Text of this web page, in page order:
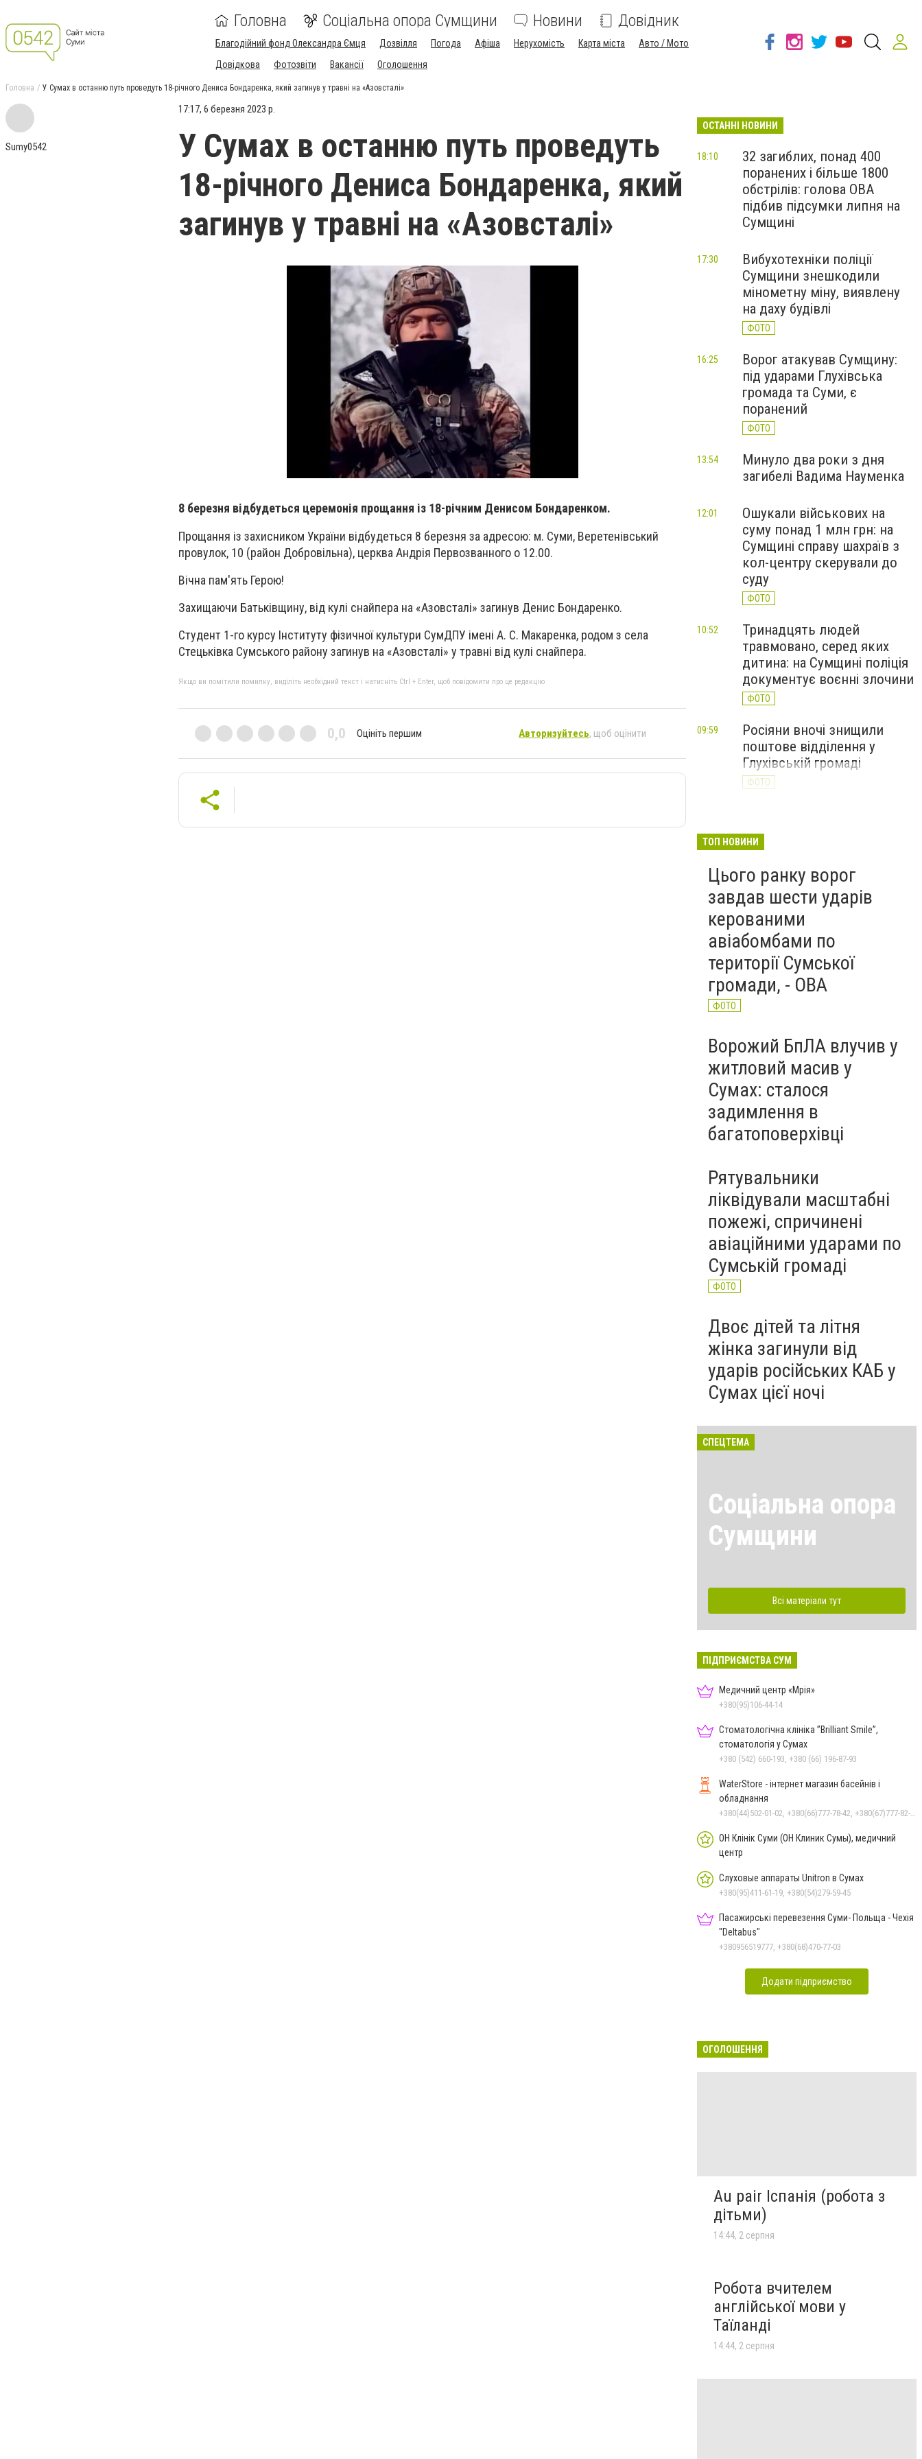
Головна Соціальна опора Сумщини Новини Довідник
Благодійний фонд Олександра Ємця Дозвілля Погода Афіша Нерухомість Карта міста
Авто / Мото
Довідкова
Фотозвіти Вакансії Оголошення
Головна У Сумах в останню путь проведуть 18-річного Дениса Бондаренка, який загинув у травні на «Азовсталі»
Sumy0542
17:17, 6 березня 2023 р.
У Сумах в останню путь проведуть
18-річного Дениса Бондаренка, який
загинув у травні на «Азовсталі»
8 березня відбудеться церемонія прощання із 18-річним Денисом Бондаренком.
Прощання із захисником України відбудеться 8 березня за адресою: м. Суми, Веретенівський
провулок, 10 (район Добровільна), церква Андрія Первозванного о 12.00.
Вічна пам'ять Герою!
Захищаючи Батьківщину, від кулі снайпера на «Азовсталі» загинув Денис Бондаренко.
Студент 1-го курсу Інституту фізичної культури СумДПУ імені А. С. Макаренка, родом з села
Стецьківка Сумського району загинув на «Азовсталі» у травні від кулі снайпера.
Якщо ви помітили помилку, виділіть необхідний текст і натисніть Ctrl + Enter, щоб повідомити про це редакцію
0,0 Оцініть першим Авторизуйтесь, щоб оцінити
ОСТАННІ НОВИНИ
32 загиблих, понад 400
поранених і більше 1800
обстрілів: голова ОВА
підбив підсумки липня на
Сумщині
18:10
Вибухотехніки поліції
Сумщини знешкодили
мінометну міну, виявлену
на даху будівлі
ФОТО
17:30
Ворог атакував Сумщину:
під ударами Глухівська
громада та Суми, є
поранений
ФОТО
16:25
Минуло два роки з дня
загибелі Вадима Науменка
13:54
Ошукали військових на
суму понад 1 млн грн: на
Сумщині справу шахраїв з
кол-центру скерували до
суду
ФОТО
12:01
Тринадцять людей
травмовано, серед яких
дитина: на Сумщині поліція
документує воєнні злочини
ФОТО
10:52
Росіяни вночі знищили
поштове відділення у
Глухівській громаді
ФОТО
09:59
ринок на Сумщині: 10
поранених, двоє — у
ФОТО
ТОП НОВИНИ
Цього ранку ворог
завдав шести ударів
керованими
авіабомбами по
території Сумської
громади, - ОВА
ФОТО
Ворожий БпЛА влучив у
житловий масив у
Сумах: сталося
задимлення в
багатоповерхівці
Рятувальники
ліквідували масштабні
пожежі, спричинені
авіаційними ударами по
Сумській громаді
ФОТО
Двоє дітей та літня
жінка загинули від
ударів російських КАБ у
Сумах цієї ночі
СПЕЦТЕМА
Соціальна опора
Сумщини
Всі матеріали тут
ПІДПРИЄМСТВА СУМ
Медичний центр «Мрія»
+380(95)106-44-14
Стоматологічна клініка ”Brilliant Smile”,
стоматологія у Сумах
+380 (542) 660-193, +380 (66) 196-87-93
WaterStore - інтернет магазин басейнів і
обладнання
ОН Клінік Суми (ОН Клиник Сумы), медичний
центр
Слуховые аппараты Unitron в Сумах
+380(95)411-61-19, +380(54)279-59-45
Пасажирські перевезення Суми- Польща - Чехія
"Deltabus"
+380956519777, +380(68)470-77-03
Додати підприємство
ОГОЛОШЕННЯ
Au pair Іспанія (робота з
дітьми)
14:44, 2 серпня
Робота вчителем
англійської мови у
Таїланді
14:44, 2 серпня